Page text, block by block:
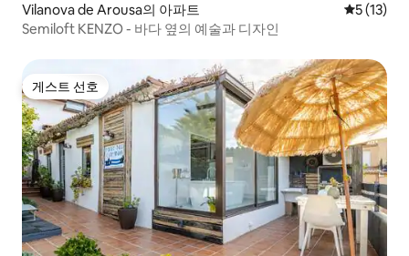
Vilanova de Arousa의 아파트 평점 5점
5 (13)
Semiloft KENZO - 바다 옆의 예술과 디자인
게스트 선호
게스트 선호